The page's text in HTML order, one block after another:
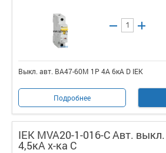
Выкл. авт. ВА47-60M 1Р 4А 6кА D IEK
Подробнее
IEK MVA20-1-016-C Авт.
4,5кА х-ка С